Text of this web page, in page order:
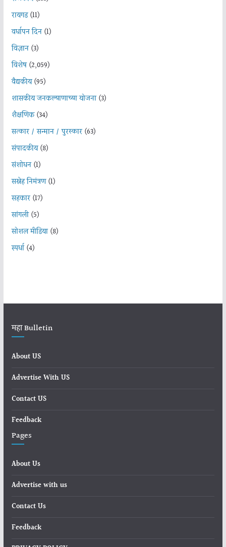
रायगड(11)
वर्धापन दिन(1)
विज्ञान(3)
विशेष(2,059)
वैद्यकीय(95)
शासकीय जनकल्याणाच्या योजना(3)
शैक्षणिक(34)
सत्कार / सन्मान / पुरस्कार(63)
संपादकीय(8)
संशोधन(1)
सस्नेह निमंत्रण(1)
सहकार(17)
सांगली(5)
सोशल मीडिया(8)
स्पर्धा(4)
महा Bulletin
About US
Advertise With US
Contact US
Feedback
Pages
About Us
Advertise with us
Contact Us
Feedback